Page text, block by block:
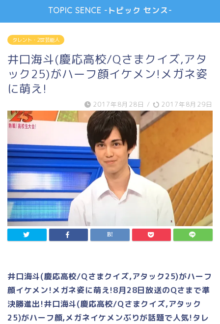
TOPIC SENCE -トピック センス-
タレント・2世芸能人
井口海斗(慶応高校/Qさまクイズ,アタ
ック25)がハーフ顔イケメン!メガネ姿
に萌え!
2017年8月28日 / 2017年8月29日
井口海斗(慶応高校/Qさまクイズ,アタック25)がハーフ
顔イケメン!メガネ姿に萌え!8月28日放送のQさまで準
決勝進出!井口海斗(慶応高校/Qさまクイズ,アタック
25)がハーフ顔,メガネイケメンぶりが話題で人気!タレ